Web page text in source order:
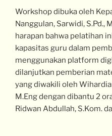
Workshop dibuka oleh
Nanggulan, Sarwidi, S.Pd.,
harapan bahwa pelatihan
kapasitas guru dalam
menggunakan platform
dilanjutkan pemberian
yang diwakili oleh
M.Eng dengan dibantu 2
Ridwan Abdullah, S.Kom.